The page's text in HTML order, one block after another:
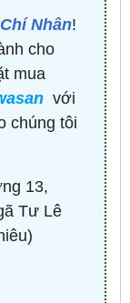
Nhân!
cho
mua
với
chúng tôi
13,
Tư Lê